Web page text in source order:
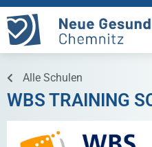
Alle Schulen
WBS TRAINING